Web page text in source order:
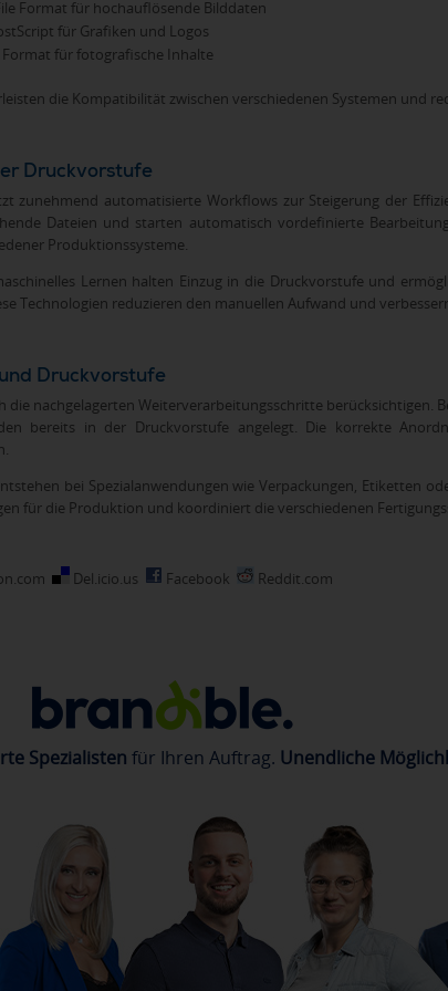
Format für hochauflösende Bilddaten
für Grafiken und Logos
für fotografische Inhalte
die Kompatibilität zwischen verschiedenen Systemen und
Druckvorstufe
zunehmend automatisierte Workflows zur Steigerung der
Dateien und starten automatisch vordefinierte
Produktionssysteme.
Lernen halten Einzug in die Druckvorstufe und
Technologien reduzieren den manuellen Aufwand und
Druckvorstufe
die nachgelagerten Weiterverarbeitungsschritte berücksichtigen.
bereits in der Druckvorstufe angelegt. Die korrekte
bei Spezialanwendungen wie Verpackungen, Etiketten
für die Produktion und koordiniert die verschiedenen
Del.icio.us Facebook Reddit.com
Spezialisten für Ihren Auftrag. Unendliche